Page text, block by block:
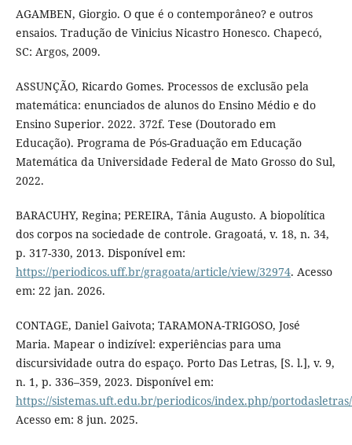
AGAMBEN, Giorgio. O que é o contemporâneo? e outros
ensaios. Tradução de Vinicius Nicastro Honesco. Chapecó,
SC: Argos, 2009.
ASSUNÇÃO, Ricardo Gomes. Processos de exclusão pela
matemática: enunciados de alunos do Ensino Médio e do
Ensino Superior. 2022. 372f. Tese (Doutorado em
Educação). Programa de Pós-Graduação em Educação
Matemática da Universidade Federal de Mato Grosso do Sul,
2022.
BARACUHY, Regina; PEREIRA, Tânia Augusto. A biopolítica
dos corpos na sociedade de controle. Gragoatá, v. 18, n. 34,
p. 317-330, 2013. Disponível em:
https://periodicos.uff.br/gragoata/article/view/32974. Acesso
em: 22 jan. 2026.
CONTAGE, Daniel Gaivota; TARAMONA-TRIGOSO, José
Maria. Mapear o indizível: experiências para uma
discursividade outra do espaço. Porto Das Letras, [S. l.], v. 9,
n. 1, p. 336–359, 2023. Disponível em:
https://sistemas.uft.edu.br/periodicos/index.php/
Acesso em: 8 jun. 2025.